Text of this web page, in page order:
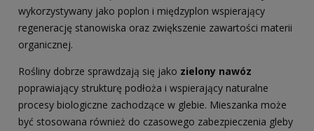
wykorzystywany jako poplon i międzyplon wspierający
regenerację stanowiska oraz zwiększenie zawartości materii
organicznej.
Rośliny dobrze sprawdzają się jako zielony nawóz
poprawiający strukturę podłoża i wspierający naturalne
procesy biologiczne zachodzące w glebie. Mieszanka może
być stosowana również do czasowego zabezpieczenia gleby